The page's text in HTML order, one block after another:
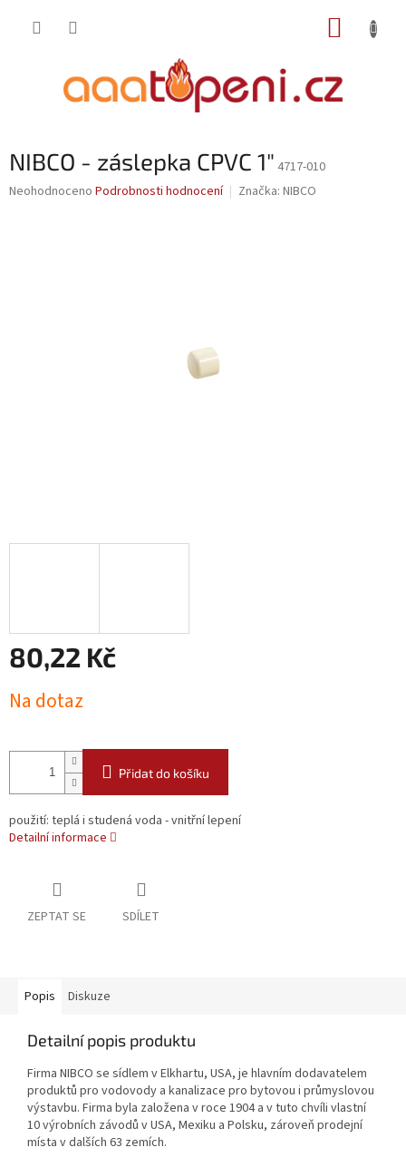
NIBCO - záslepka CPVC 1" 4717-010
Průměrné
Neohodnoceno Podrobnosti hodnocení Značka: NIBCO
80,22 Kč
cena:
Na dotaz
Přidat do košíku
použití: teplá i studená voda - vnitřní lepení
Detailní informace
ZEPTAT SE SDÍLET
Popis Diskuze
Detailní popis produktu
Firma NIBCO se sídlem v Elkhartu, USA, je hlavním dodavatelem
produktů pro vodovody a kanalizace pro bytovou i průmyslovou
výstavbu. Firma byla založena v roce 1904 a v tuto chvíli vlastní
10 výrobních závodů v USA, Mexiku a Polsku, zároveň prodejní
místa v dalších 63 zemích.